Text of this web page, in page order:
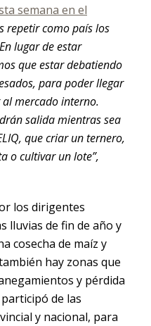
semana en el
repetir como país los
lugar de estar
que estar debatiendo
para poder llegar
mercado interno.
salida mientras sea
que criar un ternero,
o cultivar un lote”,
los dirigentes
lluvias de fin de año y
cosecha de maíz y
hay zonas que
y pérdida
de las
y nacional, para